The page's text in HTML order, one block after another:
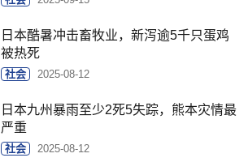
日本酷暑冲击畜牧业，新泻逾5千只蛋鸡
被热死
社会 2025-08-12
日本九州暴雨至少2死5失踪，熊本灾情最
严重
社会 2025-08-12